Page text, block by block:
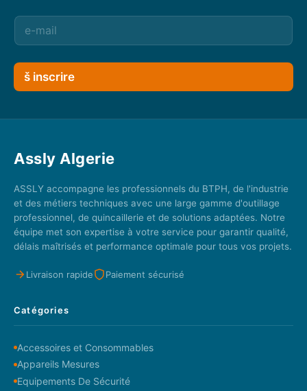
š inscrire
Assly Algerie
ASSLY accompagne les professionnels du BTPH, de l'industrie
et des métiers techniques avec une large gamme d'outillage
professionnel, de quincaillerie et de solutions adaptées. Notre
équipe met son expertise à votre service pour garantir qualité,
délais maîtrisés et performance optimale pour tous vos projets.
Livraison rapide Paiement sécurisé
Catégories
Accessoires et Consommables
Appareils Mesures
Equipements De Sécurité